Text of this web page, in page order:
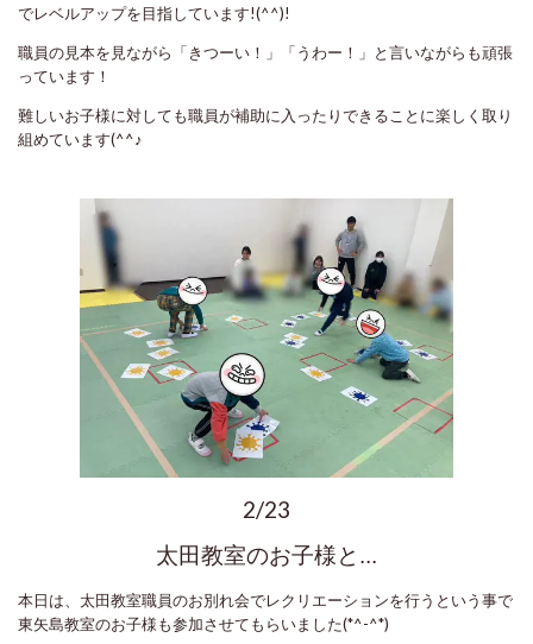
でレベルアップを目指しています!(^^)!
職員の見本を見ながら「きつーい！」「うわー！」と言いながらも頑張
っています！
難しいお子様に対しても職員が補助に入ったりできることに楽しく取り
組めています(^^♪
2/23
太田教室のお子様と...
本日は、太田教室職員のお別れ会でレクリエーションを行うという事で
東矢島教室のお子様も参加させてもらいました(*^-^*)